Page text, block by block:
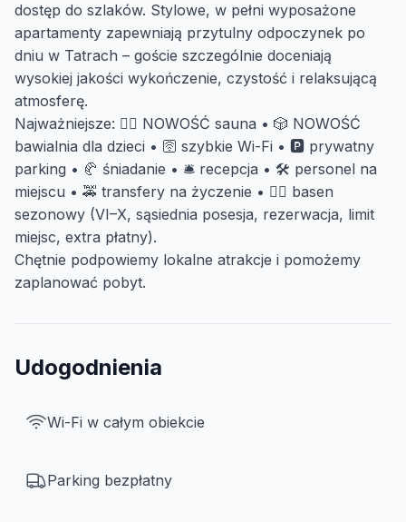
dostęp do szlaków. Stylowe, w pełni wyposażone
apartamenty zapewniają przytulny odpoczynek po
dniu w Tatrach – goście szczególnie doceniają
wysokiej jakości wykończenie, czystość i relaksującą
atmosferę.
Najważniejsze: 🧖‍♀️ NOWOŚĆ sauna • 🎲 NOWOŚĆ
bawialnia dla dzieci • 🛜 szybkie Wi-Fi • 🅿️ prywatny
parking • 🥐 śniadanie • 🛎️ recepcja • 🛠️ personel na
miejscu • 🚕 transfery na życzenie • 🏊‍♂️ basen
sezonowy (VI–X, sąsiednia posesja, rezerwacja, limit
miejsc, extra płatny).
Chętnie podpowiemy lokalne atrakcje i pomożemy
zaplanować pobyt.
Udogodnienia
Wi-Fi w całym obiekcie
Parking bezpłatny